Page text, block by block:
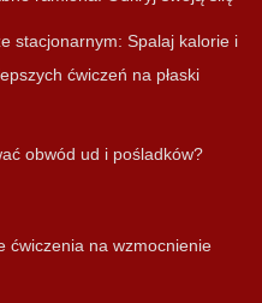
stacjonarnym: Spalaj kalorie i
ćwiczeń na płaski
obwód ud i pośladków?
ćwiczenia na wzmocnienie